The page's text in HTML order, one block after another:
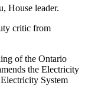
House leader.
critic from
of the Ontario
the Electricity
System